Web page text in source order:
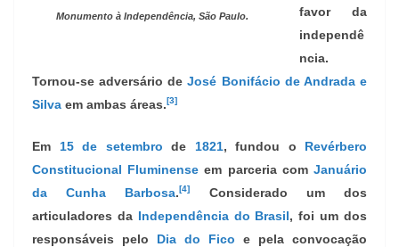
Monumento à Independência, São Paulo.
favor da
independê
ncia.
Tornou-se adversário deJosé Bonifácio de Andrada e
Silva em ambas áreas.[3]
Em 15 de setembro de 1821, fundou o Revérbero
Constitucional Fluminense em parceria comJanuário
da Cunha Barbosa.[4]
Considerado um dos
articuladores da Independência do Brasil, foi um dos
responsáveis pelo Dia do Fico e pela convocação